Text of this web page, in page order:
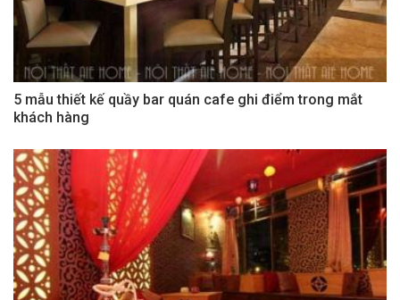
5 mẫu thiết kế quầy bar quán cafe ghi điểm trong mắt
khách hàng